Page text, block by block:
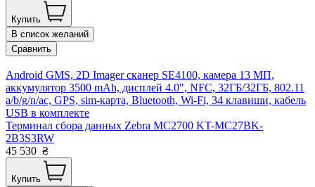
Купить
В список желаний
Сравнить
Android GMS, 2D Imager сканер SE4100, камера 13 МП,
аккумулятор 3500 mAh, дисплей 4.0", NFC, 32ГБ/32ГБ, 802.11
a/b/g/n/ac, GPS, sim-карта, Bluetooth, Wi-Fi, 34 клавиши, кабель
USB в комплекте
Терминал сбора данных Zebra MC2700 KT-MC27BK-
2B3S3RW
45 530 ₴
Купить